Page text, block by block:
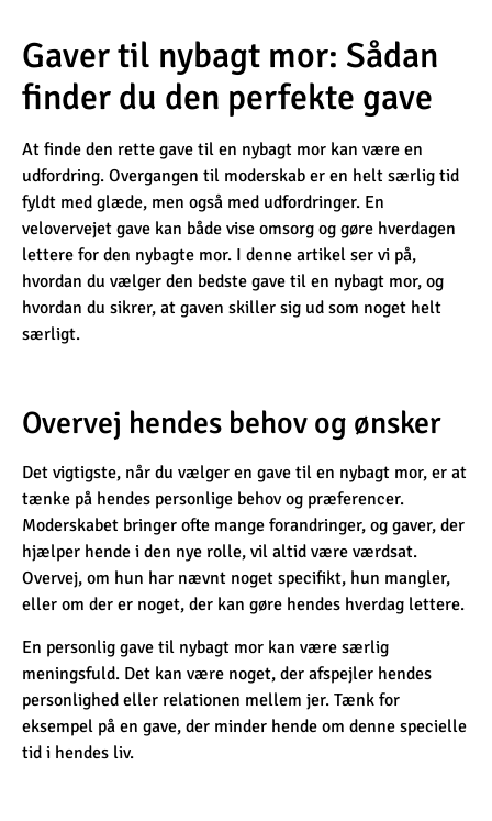
Gaver til nybagt mor: Sådan
finder du den perfekte gave
At finde den rette gave til en nybagt mor kan være en
udfordring. Overgangen til moderskab er en helt særlig tid
fyldt med glæde, men også med udfordringer. En
velovervejet gave kan både vise omsorg og gøre hverdagen
lettere for den nybagte mor. I denne artikel ser vi på,
hvordan du vælger den bedste gave til en nybagt mor, og
hvordan du sikrer, at gaven skiller sig ud som noget helt
særligt.
Overvej hendes behov og ønsker
Det vigtigste, når du vælger en gave til en nybagt mor, er at
tænke på hendes personlige behov og præferencer.
Moderskabet bringer ofte mange forandringer, og gaver, der
hjælper hende i den nye rolle, vil altid være værdsat.
Overvej, om hun har nævnt noget specifikt, hun mangler,
eller om der er noget, der kan gøre hendes hverdag lettere.
En personlig gave til nybagt mor kan være særlig
meningsfuld. Det kan være noget, der afspejler hendes
personlighed eller relationen mellem jer. Tænk for
eksempel på en gave, der minder hende om denne specielle
tid i hendes liv.